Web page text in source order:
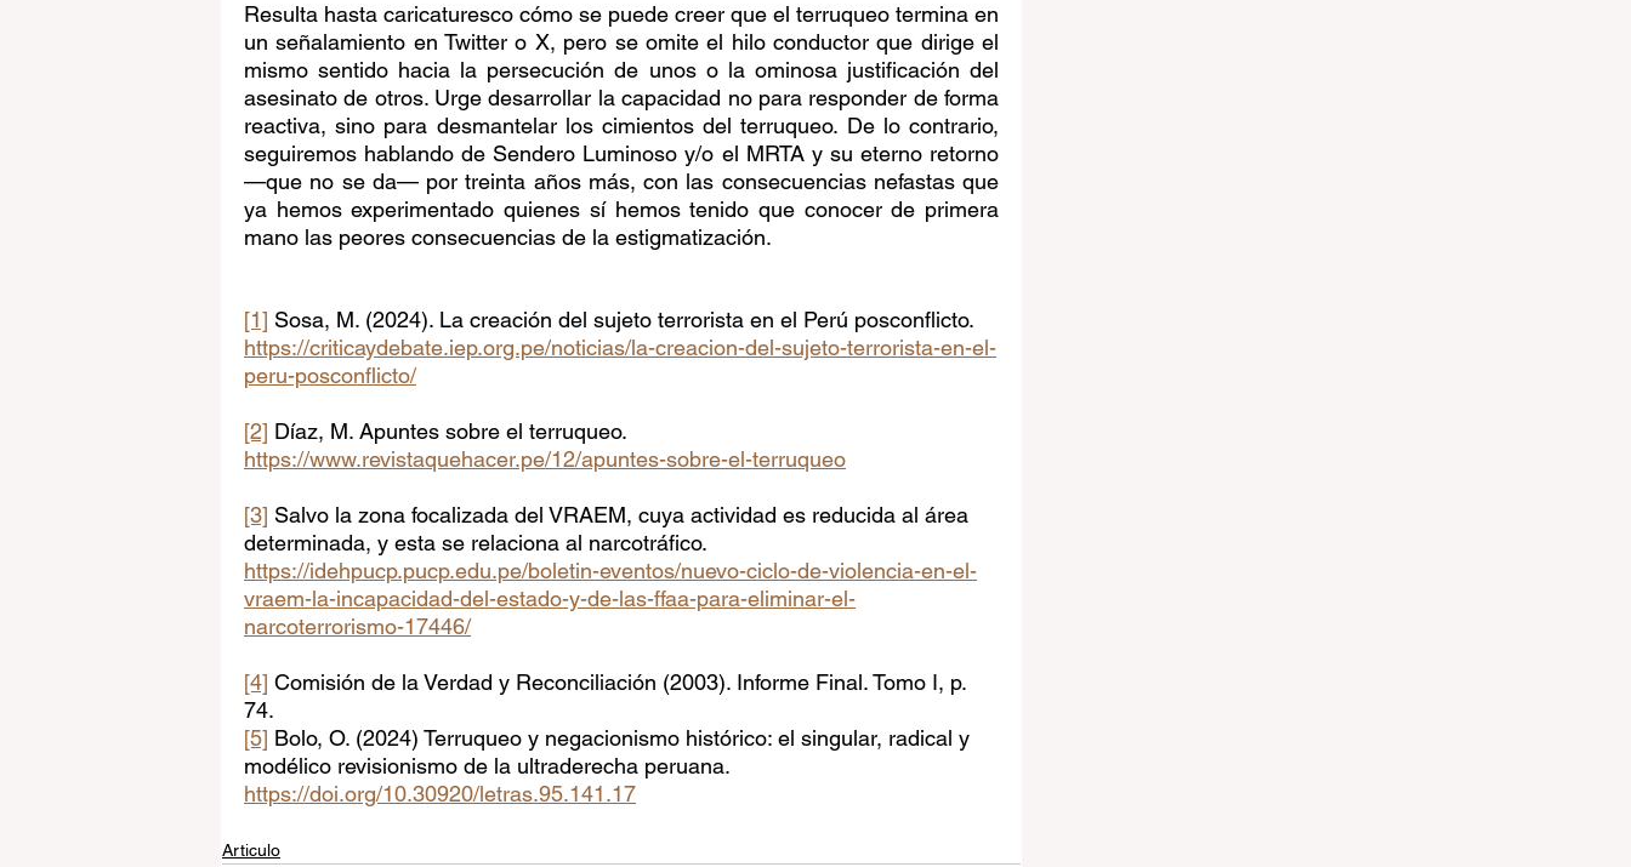
Resulta hasta caricaturesco cómo se puede creer que el terruqueo termina en
un señalamiento en Twitter o X, pero se omite el hilo conductor que dirige el
mismo sentido hacia la persecución de unos o la ominosa justificación del
asesinato de otros. Urge desarrollar la capacidad no para responder de forma
reactiva, sino para desmantelar los cimientos del terruqueo. De lo contrario,
seguiremos hablando de Sendero Luminoso y/o el MRTA y su eterno retorno
—que no se da— por treinta años más, con las consecuencias nefastas que
ya hemos experimentado quienes sí hemos tenido que conocer de primera
mano las peores consecuencias de la estigmatización.
[1] Sosa, M. (2024). La creación del sujeto terrorista en el Perú posconflicto.
https://criticaydebate.iep.org.pe/noticias/la-creacion-del-sujeto-terrorista-en-el-
peru-posconflicto/
[2] Díaz, M. Apuntes sobre el terruqueo.
https://www.revistaquehacer.pe/12/apuntes-sobre-el-terruqueo
[3] Salvo la zona focalizada del VRAEM, cuya actividad es reducida al área
determinada, y esta se relaciona al narcotráfico.
https://idehpucp.pucp.edu.pe/boletin-eventos/nuevo-ciclo-de-violencia-en-el-
vraem-la-incapacidad-del-estado-y-de-las-ffaa-para-eliminar-el-
narcoterrorismo-17446/
[4] Comisión de la Verdad y Reconciliación (2003). Informe Final. Tomo I, p.
74.
[5] Bolo, O. (2024) Terruqueo y negacionismo histórico: el singular, radical y
modélico revisionismo de la ultraderecha peruana.
https://doi.org/10.30920/letras.95.141.17
Articulo